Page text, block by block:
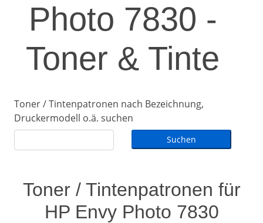
Photo 7830 -
Toner & Tinte
Toner / Tintenpatronen nach Bezeichnung,
Druckermodell o.ä. suchen
Toner / Tintenpatronen für
HP Envy Photo 7830